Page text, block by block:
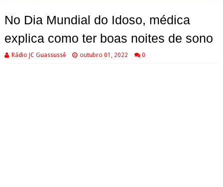
No Dia Mundial do Idoso, médica
explica como ter boas noites de sono
Rádio JC Guassussê outubro 01, 2022 0